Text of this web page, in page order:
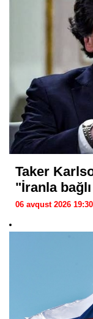
Taker
"İranla
06 avqust 2026 19:30